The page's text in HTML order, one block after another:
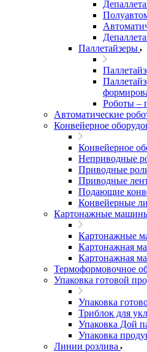
Паллетайзеры
Роботы –
Автоматические
Конвейерное
Конвейерное
Неприводные
Приводные
Приводные
Подающие
Конвейерные
Картонажные
Картонажные
Картонажная
Картонажная
Термоформовочное
Упаковка готовой
Упаковка
Триблок для
Упаковка Дой
Упаковка
Линии розлива